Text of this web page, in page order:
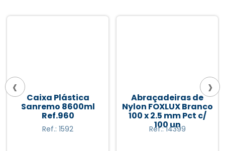
Caixa Plástica
Sanremo 8600ml
Ref.960
Ref.: 1592
Abraçadeiras de
Nylon FOXLUX Branco
100 x 2.5 mm Pct c/
100 un
Ref.: 14399
‹ ›